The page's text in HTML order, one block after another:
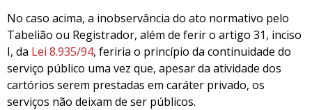
No caso acima, a inobservância do ato normativo pelo
Tabelião ou Registrador, além de ferir o artigo 31, inciso
I, da Lei 8.935/94, feriria o princípio da continuidade do
serviço público uma vez que, apesar da atividade dos
cartórios serem prestadas em caráter privado, os
serviços não deixam de ser públicos.